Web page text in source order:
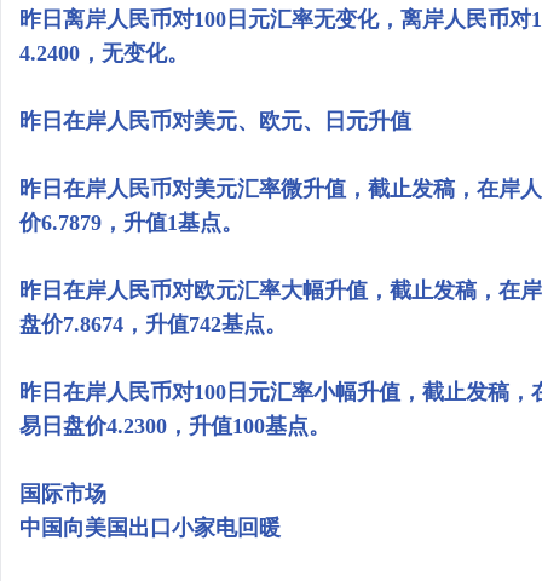
昨日离岸人民币对100日元汇率无变化，离岸人民币
4.2400，无变化。
昨日在岸人民币对美元、欧元、日元升值
昨日在岸人民币对美元汇率微升值，截止发稿，在岸
价6.7879，升值1基点。
昨日在岸人民币对欧元汇率大幅升值，截止发稿，在
盘价7.8674，升值742基点。
昨日在岸人民币对100日元汇率小幅升值，截止发稿
易日盘价4.2300，升值100基点。
国际市场
中国向美国出口小家电回暖